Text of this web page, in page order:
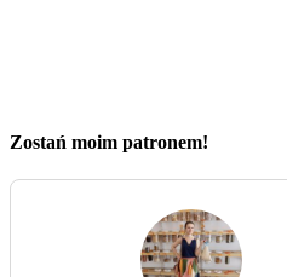
Zostań moim patronem!